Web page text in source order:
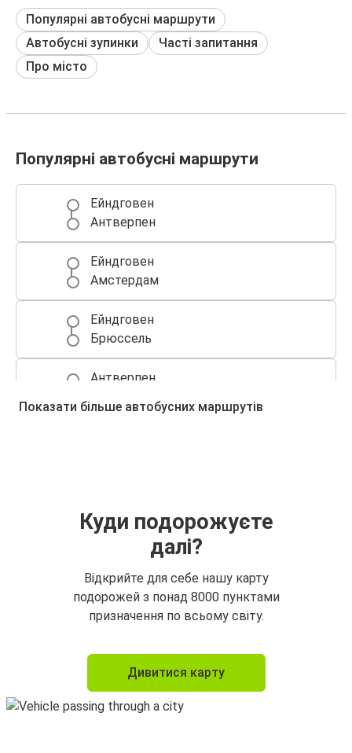
Популярні автобусні маршрути
Автобусні зупинки
Часті запитання
Про місто
Популярні автобусні маршрути
Ейндговен
Антверпен
Ейндговен
Амстердам
Ейндговен
Брюссель
Антверпен
Париж
Ейндговен
Дюссельдорф
Амстердам
Показати більше автобусних маршрутів
Куди подорожуєте
далі?
Відкрийте для себе нашу карту
подорожей з понад 8000 пунктами
призначення по всьому світу.
Дивитися карту